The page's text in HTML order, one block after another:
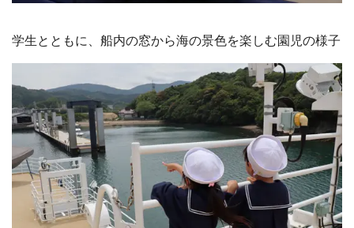
学生とともに、船内の窓から海の景色を楽しむ園児の様子